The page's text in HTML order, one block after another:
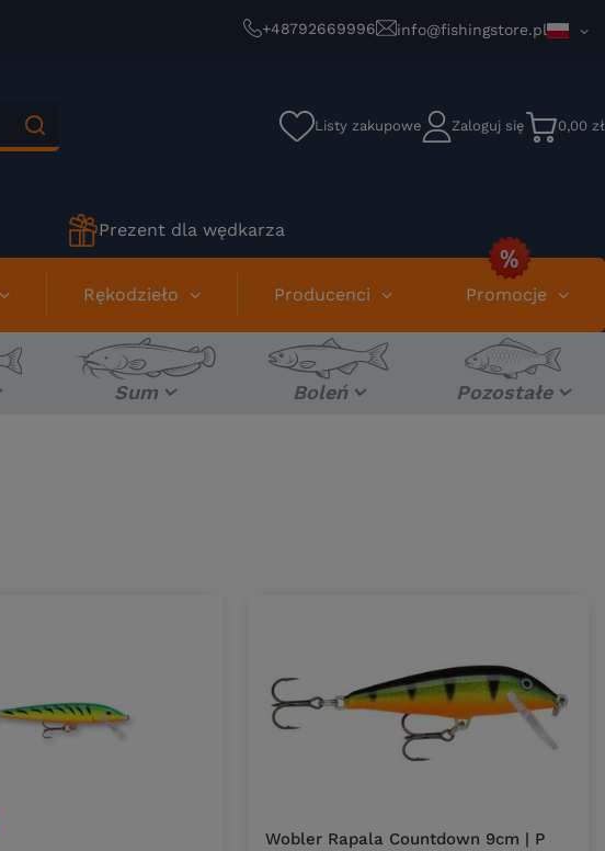
+48792669996 info@fishingstore.pl
Listy zakupowe Zaloguj się 0,00 zł
Prezent dla wędkarza
Rękodzieło Producenci Promocje
Sum Boleń Pozostałe
Wobler Rapala Countdown 9cm | P